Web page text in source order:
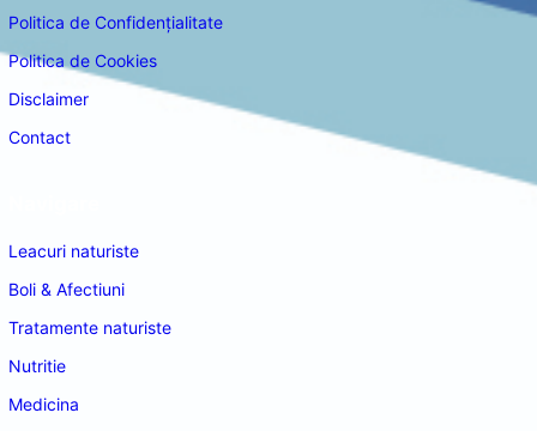
Politica de Confidențialitate
Politica de Cookies
Disclaimer
Contact
Leacuri naturiste
Boli & Afectiuni
Tratamente naturiste
Nutritie
Medicina